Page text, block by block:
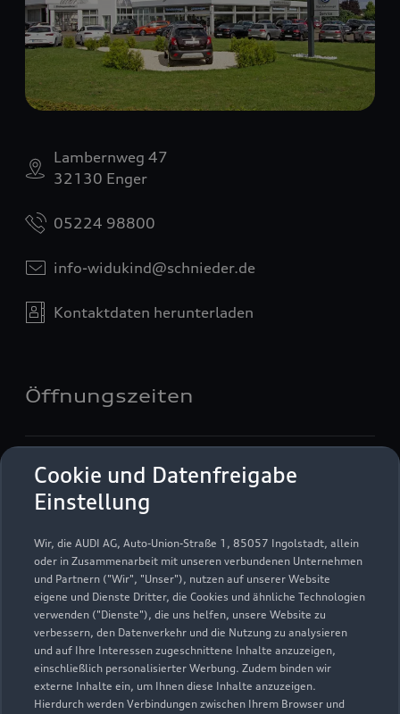
Cookie und Datenfreigabe
Einstellung
Wir, die AUDI AG, Auto-Union-Straße 1, 85057 Ingolstadt, allein
oder in Zusammenarbeit mit unseren verbundenen Unternehmen
und Partnern ("Wir", "Unser"), nutzen auf unserer Website
eigene und Dienste Dritter, die Cookies und ähnliche Technologien
verwenden ("Dienste"), die uns helfen, unsere Website zu
verbessern, den Datenverkehr und die Nutzung zu analysieren
und auf Ihre Interessen zugeschnittene Inhalte anzuzeigen,
einschließlich personalisierter Werbung. Zudem binden wir
externe Inhalte ein, um Ihnen diese Inhalte anzuzeigen.
Hierdurch werden Verbindungen zwischen Ihrem Browser und
Lambernweg 47
32130 Enger
05224 98800
info-widukind@schnieder.de
Kontaktdaten herunterladen
Öffnungszeiten
Geschlossen ,öffnet am Montag 08:00
Geschlossen ,öffnet am Montag 07:30
Teile- & Zubehörverkauf
Geschlossen,öffnet am Montag 07:30